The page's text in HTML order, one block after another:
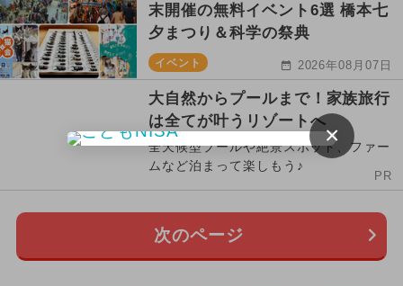
末開催の無料イベント6選 橋本七
夕まつり＆科学の祭典
イベント 2026年08月07日
大自然からプールまで！家族旅行
は全てが叶うリゾートへ
全天候型プールや絶景スポット、ファー
ムなど泊まって楽しもう♪
PR
次のページ
×